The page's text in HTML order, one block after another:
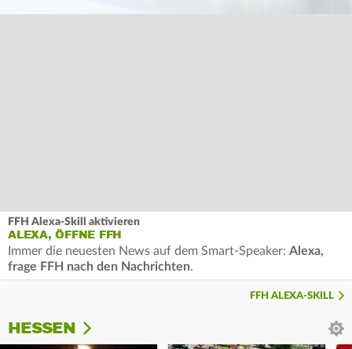
FFH Alexa-Skill aktivieren
ALEXA, ÖFFNE FFH
Immer die neuesten News auf dem Smart-Speaker: Alexa,
frage FFH nach den Nachrichten.
FFH ALEXA-SKILL
HESSEN